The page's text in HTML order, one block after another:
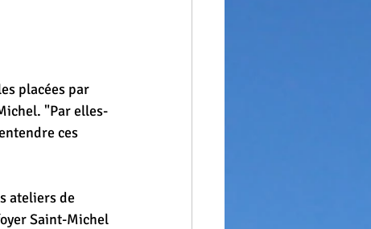
placées par
"Par elles-
ces
ateliers de
Saint-Michel